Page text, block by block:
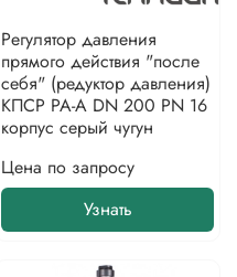
Регулятор давления
прямого действия "после
себя" (редуктор давления)
КПСР РА-А DN 200 PN 16
корпус серый чугун
Цена по запросу
Узнать